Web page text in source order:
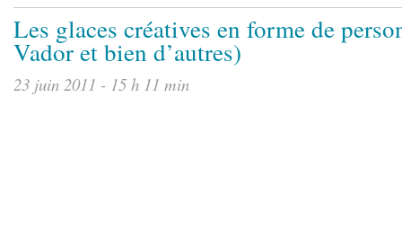
Les glaces créatives en forme de
Vador et bien d’autres)
23 juin 2011 - 15 h 11 min